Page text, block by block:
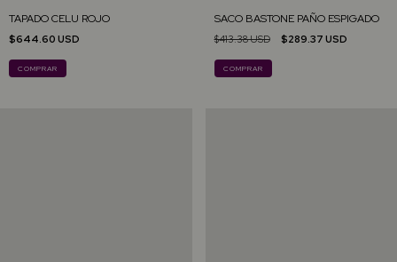
TAPADO CELU ROJO
$644.60 USD
COMPRAR
SACO BASTONE PAÑO ESPIGADO
$413.38 USD $289.37 USD
COMPRAR